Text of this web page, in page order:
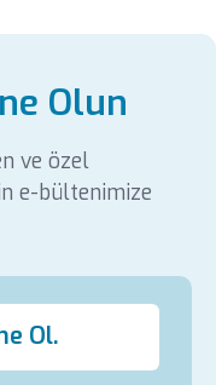
Olun
ve özel
e-bültenimize
Ol.